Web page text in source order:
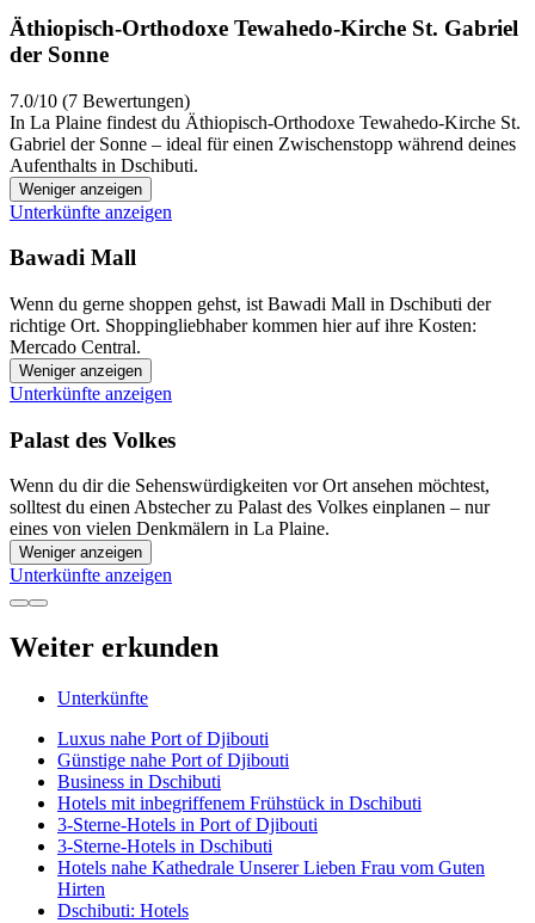
Äthiopisch-Orthodoxe Tewahedo-Kirche St. Gabriel
der Sonne
7.0/10 (7 Bewertungen)
In La Plaine findest du Äthiopisch-Orthodoxe Tewahedo-Kirche St.
Gabriel der Sonne – ideal für einen Zwischenstopp während deines
Aufenthalts in Dschibuti.
Weniger anzeigen
Unterkünfte anzeigen
Bawadi Mall
Wenn du gerne shoppen gehst, ist Bawadi Mall in Dschibuti der
richtige Ort. Shoppingliebhaber kommen hier auf ihre Kosten:
Mercado Central.
Weniger anzeigen
Unterkünfte anzeigen
Palast des Volkes
Wenn du dir die Sehenswürdigkeiten vor Ort ansehen möchtest,
solltest du einen Abstecher zu Palast des Volkes einplanen – nur
eines von vielen Denkmälern in La Plaine.
Weniger anzeigen
Unterkünfte anzeigen
Weiter erkunden
Unterkünfte
Luxus nahe Port of Djibouti
Günstige nahe Port of Djibouti
Business in Dschibuti
Hotels mit inbegriffenem Frühstück in Dschibuti
3-Sterne-Hotels in Port of Djibouti
3-Sterne-Hotels in Dschibuti
Hotels nahe Kathedrale Unserer Lieben Frau vom Guten
Hirten
Dschibuti: Hotels